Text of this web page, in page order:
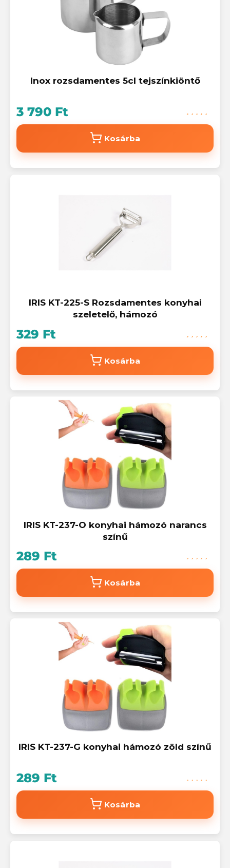
Inox rozsdamentes 5cl tejszínkiöntő
3 790 Ft
Kosárba
IRIS KT-225-S Rozsdamentes konyhai
szeletelő, hámozó
329 Ft
Kosárba
IRIS KT-237-O konyhai hámozó narancs
színű
289 Ft
Kosárba
IRIS KT-237-G konyhai hámozó zöld színű
289 Ft
Kosárba